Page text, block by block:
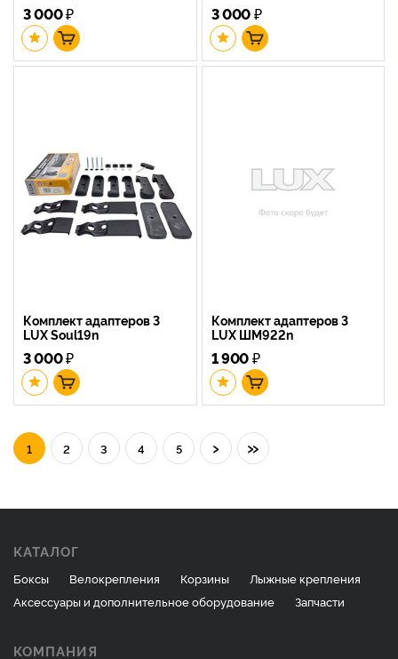
3 000₽ 3 000₽
Комплект адаптеров 3
LUX Soul19n
3 000₽
Комплект адаптеров 3
LUX ШМ922n
1 900₽
1 2 3 4 5 › »
КАТАЛОГ
Боксы Велокрепления Корзины
Лыжные крепления
Аксессуары и дополнительное оборудование
Запчасти
КОМПАНИЯ